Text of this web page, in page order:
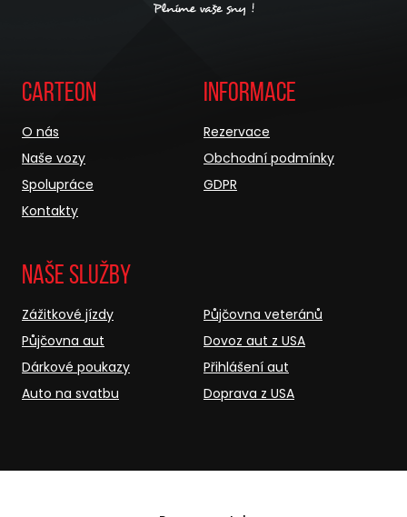
Carteon
O nás
Naše vozy
Spolupráce
Kontakty
Informace
Rezervace
Obchodní podmínky
GDPR
Naše služby
Zážitkové jízdy
Půjčovna aut
Dárkové poukazy
Auto na svatbu
Půjčovna veteránů
Dovoz aut z USA
Přihlášení aut
Doprava z USA